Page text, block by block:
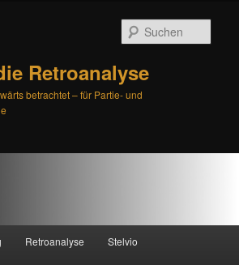
Retroanalyse
betrachtet – für Partie- und
Retroanalyse Stelvio